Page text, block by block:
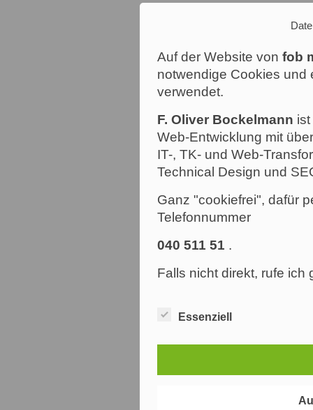
Auf der Website von fob
notwendige Cookies und
verwendet.
F. Oliver Bockelmann
Web-Entwicklung mit
IT-, TK- und Web-
Technical Design und
Ganz "cookiefrei", dafür
Telefonnummer
040 511 51 .
Falls nicht direkt, rufe ich
Essenziell